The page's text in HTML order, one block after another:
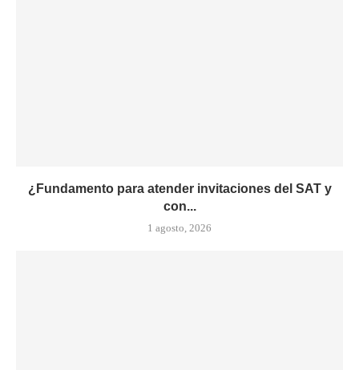
¿Fundamento para atender invitaciones del SAT y
con...
1 agosto, 2026